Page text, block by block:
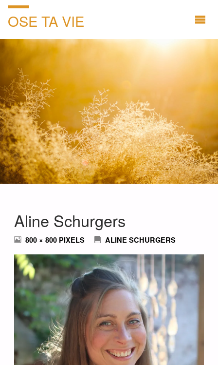
OSE TA VIE
Aline Schurgers
FULL800 × 800 PIXELS ALINE SCHURGERS